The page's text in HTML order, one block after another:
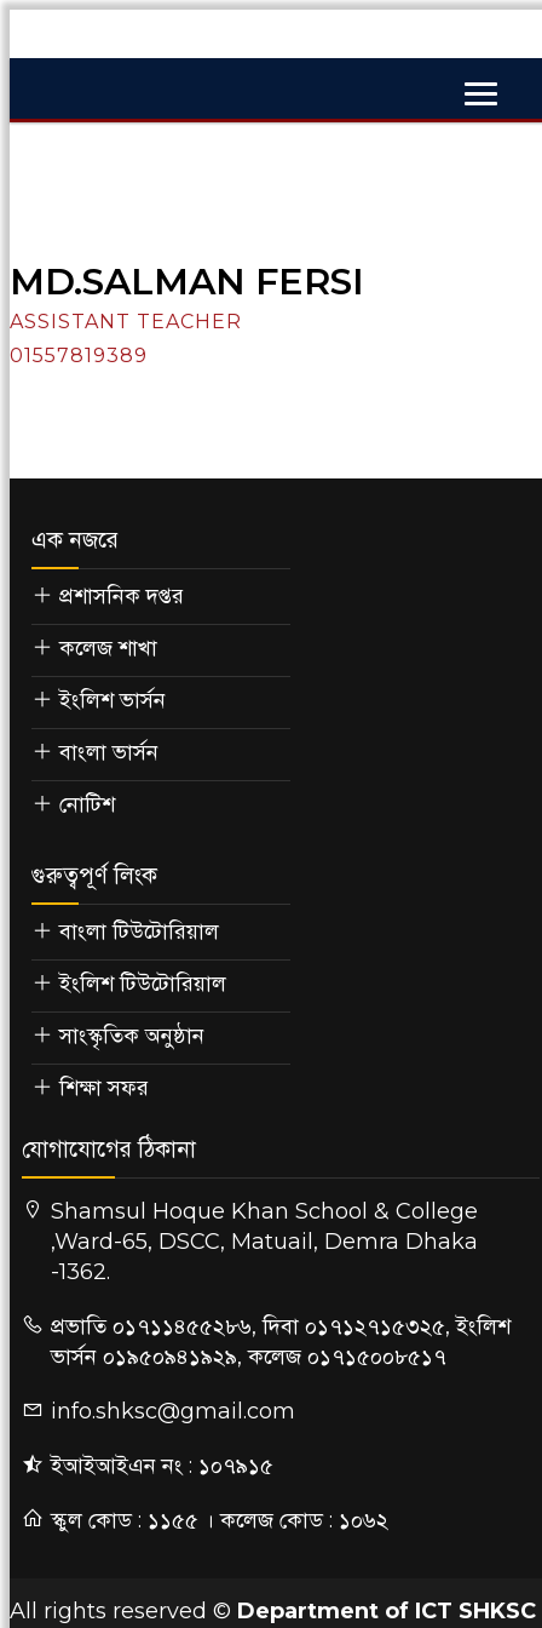
MD.SALMAN FERSI
ASSISTANT TEACHER
01557819389
এক নজরে
প্রশাসনিক দপ্তর
কলেজ শাখা
ইংলিশ ভার্সন
বাংলা ভার্সন
নোটিশ
গুরুত্বপূর্ণ লিংক
বাংলা টিউটোরিয়াল
ইংলিশ টিউটোরিয়াল
সাংস্কৃতিক অনুষ্ঠান
শিক্ষা সফর
যোগাযোগের ঠিকানা
Shamsul Hoque Khan School & College
,Ward-65, DSCC, Matuail, Demra Dhaka
-1362.
প্রভাতি ০১৭১১৪৫৫২৮৬, দিবা ০১৭১২৭১৫৩২৫, ইংলিশ
ভার্সন ০১৯৫০৯৪১৯২৯, কলেজ ০১৭১৫০০৮৫১৭
info.shksc@gmail.com
ইআইআইএন নং : ১০৭৯১৫
স্কুল কোড : ১১৫৫ । কলেজ কোড : ১০৬২
All rights reserved © Department of ICT SHKSC